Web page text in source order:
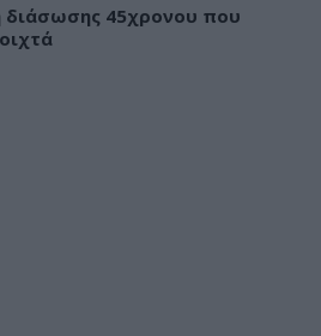
διάσωσης 45χρονου που